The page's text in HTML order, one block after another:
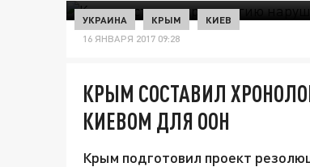
УКРАИНА КРЫМ КИЕВ
16 ЯНВАРЯ 2017 09:28
КРЫМ СОСТАВИЛ
КИЕВОМ ДЛЯ ООН
Крым подготовил проект